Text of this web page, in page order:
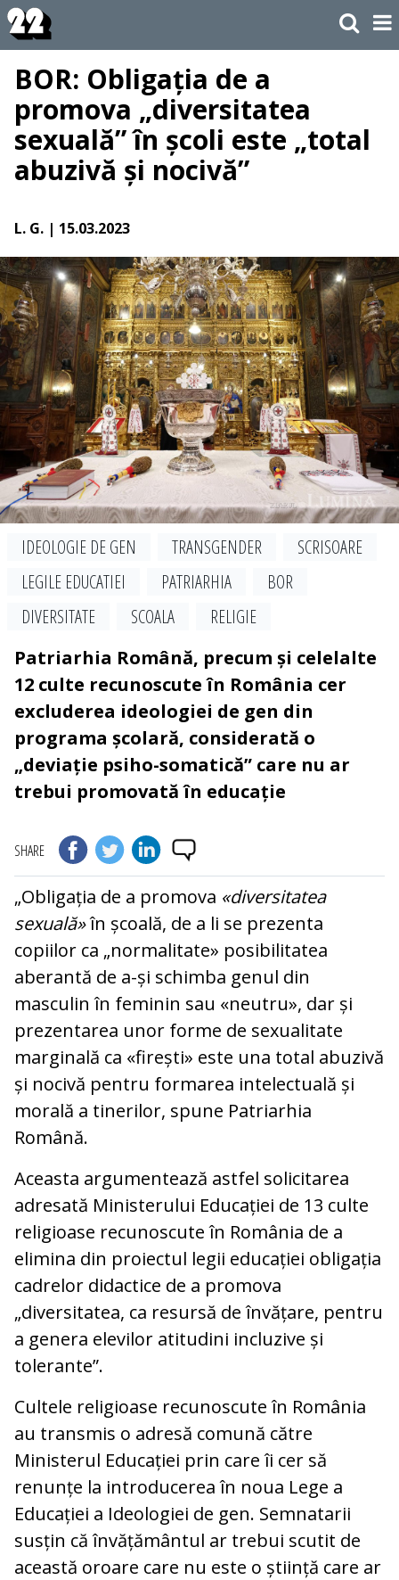
BOR: Obligația de a
promova „diversitatea
sexuală” în școli este „total
abuzivă și nocivă”
L. G. | 15.03.2023
IDEOLOGIE DE GEN TRANSGENDER
SCRISOARE
LEGILE EDUCATIEI
PATRIARHIA
BOR
DIVERSITATE
SCOALA
RELIGIE
Patriarhia Română, precum și celelalte
12 culte recunoscute în România cer
excluderea ideologiei de gen din
programa școlară, considerată o
„deviație psiho-somatică” care nu ar
trebui promovată în educație
SHARE
„Obligația de a promova «diversitatea
sexuală»în școală, de a li se prezenta
copiilor ca „normalitate» posibilitatea
aberantă de a-și schimba genul din
masculin în feminin sau «neutru», dar și
prezentarea unor forme de sexualitate
marginală ca «firești» este una total abuzivă
și nocivă pentru formarea intelectuală și
morală a tinerilor, spune Patriarhia
Română.
Aceasta argumentează astfel solicitarea
adresată Ministerului Educației de 13 culte
religioase recunoscute în România de a
elimina din proiectul legii educației obligația
cadrelor didactice de a promova
„diversitatea, ca resursă de învățare, pentru
a genera elevilor atitudini incluzive și
tolerante”.
Cultele religioase recunoscute în România
au transmis o adresă comună către
Ministerul Educației prin care îi cer să
renunțe la introducerea în noua Lege a
Educației a Ideologiei de gen. Semnatarii
susțin că învățământul ar trebui scutit de
această oroare care nu este o știință care ar